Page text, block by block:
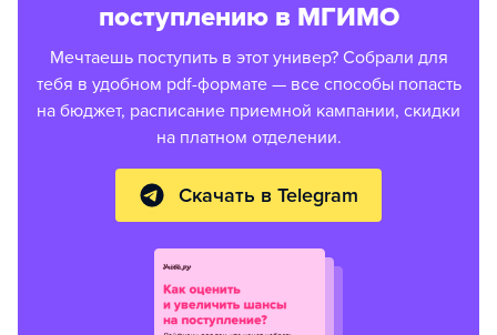
поступлению в МГИМО
Мечтаешь поступить в этот универ? Собрали для
тебя в удобном pdf-формате — все способы попасть
на бюджет, расписание приемной кампании, скидки
на платном отделении.
Скачать в Telegram